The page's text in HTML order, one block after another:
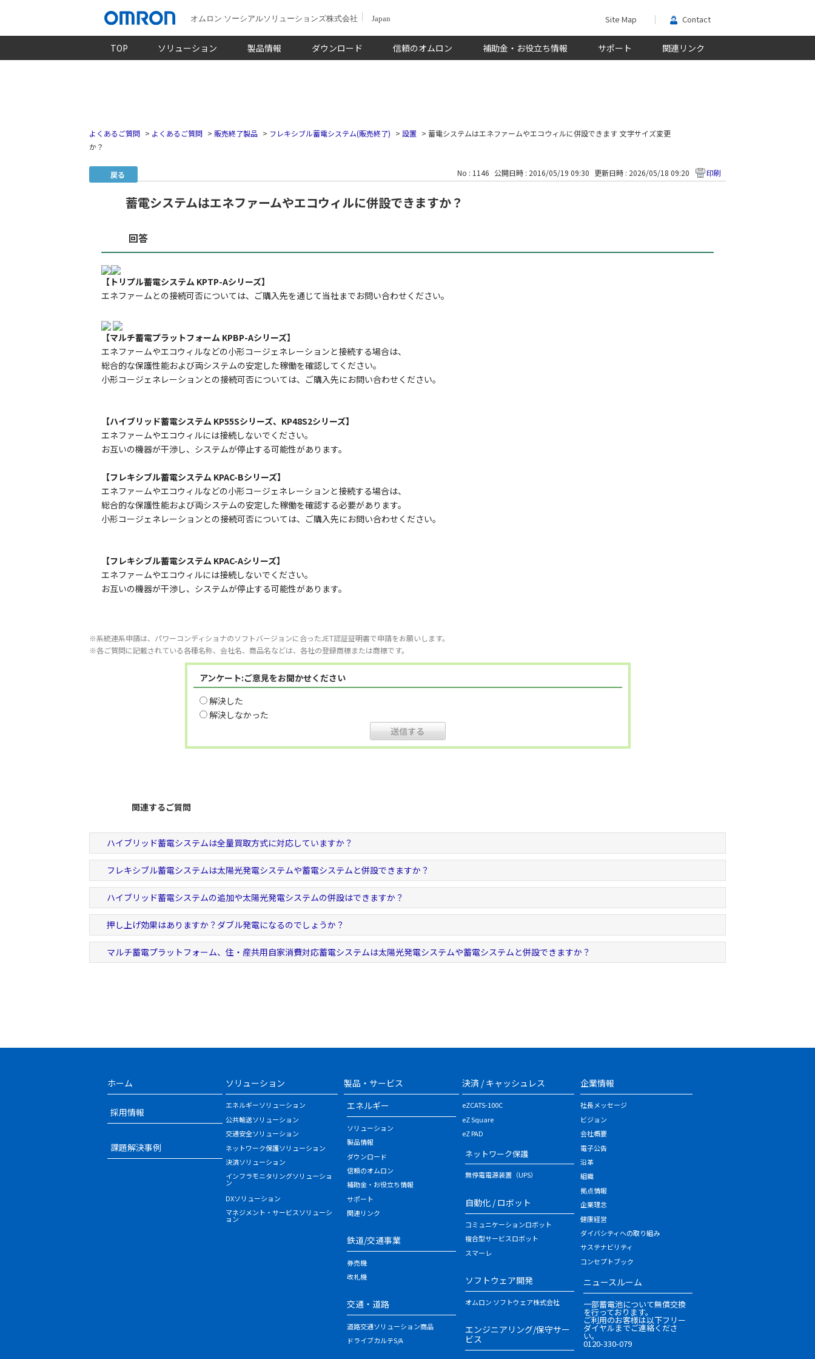
オムロン ソーシアルソリューションズ株式会社 Japan Site Map Contact
TOP ソリューション 製品情報 ダウンロード 信頼のオムロン 補助金・お役立ち情報 サポート 関連リンク
文字サイズ変更
よくあるご質問 > よくあるご質問 > 販売終了製品 > フレキシブル蓄電システム(販売終了) > 設置 > 蓄電システムはエネファームやエコウィルに併設できます
か？
戻る No : 1146 公開日時 : 2016/05/19 09:30 更新日時 : 2026/05/18 09:20 印刷
蓄電システムはエネファームやエコウィルに併設できますか？
回答
【トリプル蓄電システム KPTP-Aシリーズ】
エネファームとの接続可否については、ご購入先を通じて当社までお問い合わせください。
【マルチ蓄電プラットフォーム KPBP-Aシリーズ】
エネファームやエコウィルなどの小形コージェネレーションと接続する場合は、
総合的な保護性能および両システムの安定した稼働を確認してください。
小形コージェネレーションとの接続可否については、ご購入先にお問い合わせください。
【ハイブリッド蓄電システム KP55Sシリーズ、KP48S2シリーズ】
エネファームやエコウィルには接続しないでください。
お互いの機器が干渉し、システムが停止する可能性があります。
【フレキシブル蓄電システム KPAC-Bシリーズ】
エネファームやエコウィルなどの小形コージェネレーションと接続する場合は、
総合的な保護性能および両システムの安定した稼働を確認する必要があります。
小形コージェネレーションとの接続可否については、ご購入先にお問い合わせください。
【フレキシブル蓄電システム KPAC-Aシリーズ】
エネファームやエコウィルには接続しないでください。
お互いの機器が干渉し、システムが停止する可能性があります。
※系統連系申請は、パワーコンディショナのソフトバージョンに合ったJET認証証明書で申請をお願いします。
※各ご質問に記載されている各種名称、会社名、商品名などは、各社の登録商標または商標です。
アンケート:ご意見をお聞かせください
解決した
解決しなかった
関連するご質問
ハイブリッド蓄電システムは全量買取方式に対応していますか？
フレキシブル蓄電システムは太陽光発電システムや蓄電システムと併設できますか？
ハイブリッド蓄電システムの追加や太陽光発電システムの併設はできますか？
押し上げ効果はありますか？ダブル発電になるのでしょうか？
マルチ蓄電プラットフォーム、住・産共用自家消費対応蓄電システムは太陽光発電システムや蓄電システムと併設できますか？
ホーム
採用情報
課題解決事例
ソリューション
エネルギーソリューション
公共輸送ソリューション
交通安全ソリューション
ネットワーク保護ソリューション
決済ソリューション
インフラモニタリングソリューショ
ン
DXソリューション
マネジメント・サービスソリューシ
ョン
製品・サービス
エネルギー
ソリューション
製品情報
ダウンロード
信頼のオムロン
補助金・お役立ち情報
サポート
関連リンク
鉄道/交通事業
券売機
改札機
交通・道路
道路交通ソリューション商品
ドライブカルテS/A
決済 / キャッシュレス
eZCATS-100C
eZ Square
eZ PAD
ネットワーク保護
無停電電源装置（UPS）
自動化 / ロボット
コミュニケーションロボット
複合型サービスロボット
スマーレ
ソフトウェア開発
オムロン ソフトウェア株式会社
エンジニアリング/保守サー
ビス
企業情報
社長メッセージ
ビジョン
会社概要
電子公告
沿革
組織
拠点情報
企業理念
健康経営
ダイバシティへの取り組み
サステナビリティ
コンセプトブック
ニュースルーム
一部蓄電池について無償交換
を行っております。
ご利用のお客様は以下フリー
ダイヤルまでご連絡くださ
い。
0120-330-079